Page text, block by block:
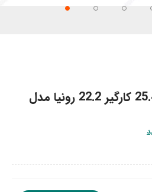
تیغ نیم گرد لبه قطر 25.4 کارگیر 22.2 رونیا مدل